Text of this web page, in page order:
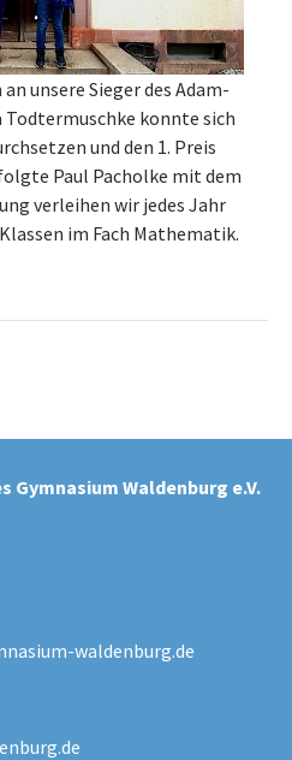
unsere Sieger des Adam-
Todtermuschke konnte sich
und den 1. Preis
Paul Pacholke mit dem
verleihen wir jedes Jahr
im Fach Mathematik.
Gymnasium Waldenburg e.V.
waldenburg.de